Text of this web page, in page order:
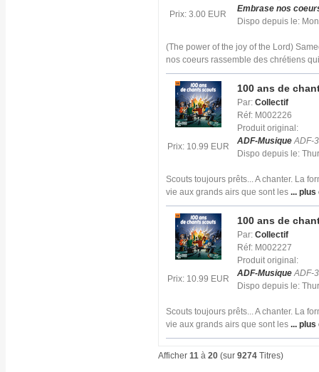
Prix: 3.00 EUR
Embrase nos
Dispo depuis le:
(The power of the joy of the Lord)
nos coeurs rassemble des chrétiens qui
Prix: 10.99 EUR
100 ans de
Par: Collectif
Réf: M002226
Produit original:
ADF-MusiqueADF-
Dispo depuis le:
Scouts toujours prêts... A chanter. La
vie aux grands airs que sont les ...
Prix: 10.99 EUR
100 ans de
Par: Collectif
Réf: M002227
Produit original:
ADF-MusiqueADF-
Dispo depuis le:
Scouts toujours prêts... A chanter. La
vie aux grands airs que sont les ...
Afficher 11 à 20 (sur 9274 Titres)